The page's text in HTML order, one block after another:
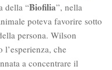
della “Biofilia”, nella
poteva favorire sotto
persona. Wilson
che
a concentrare il